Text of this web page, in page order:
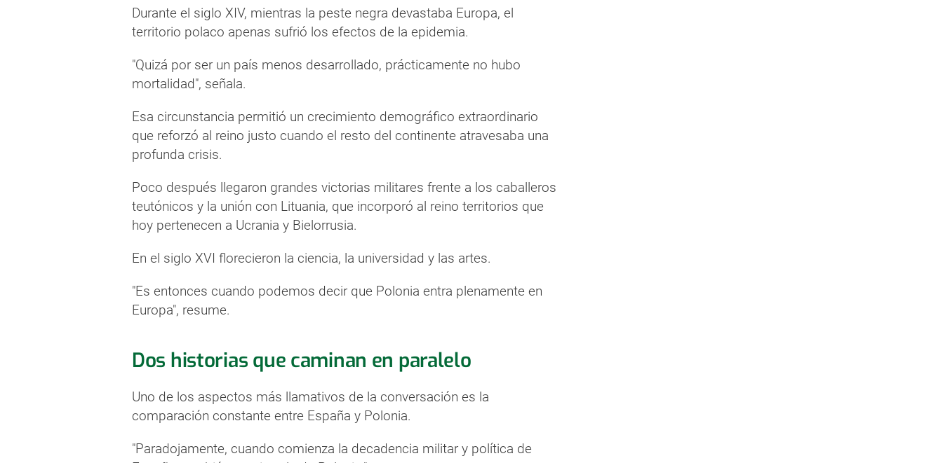
Durante el siglo XIV, mientras la peste negra devastaba Europa, el
territorio polaco apenas sufrió los efectos de la epidemia.
"Quizá por ser un país menos desarrollado, prácticamente no hubo
mortalidad", señala.
Esa circunstancia permitió un crecimiento demográfico extraordinario
que reforzó al reino justo cuando el resto del continente atravesaba una
profunda crisis.
Poco después llegaron grandes victorias militares frente a los caballeros
teutónicos y la unión con Lituania, que incorporó al reino territorios que
hoy pertenecen a Ucrania y Bielorrusia.
En el siglo XVI florecieron la ciencia, la universidad y las artes.
"Es entonces cuando podemos decir que Polonia entra plenamente en
Europa", resume.
Dos historias que caminan en paralelo
Uno de los aspectos más llamativos de la conversación es la
comparación constante entre España y Polonia.
"Paradojamente, cuando comienza la decadencia militar y política de